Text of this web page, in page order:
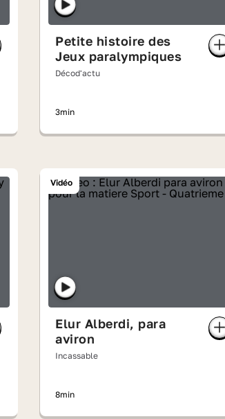
Petite histoire des
Jeux paralympiques
Décod'actu
3min
Vidéo
Elur Alberdi, para
aviron
Incassable
8min